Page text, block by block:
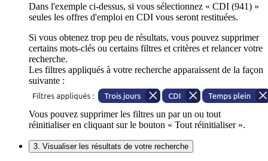
Dans l'exemple ci-dessus, si vous sélectionnez « CDI (941) »
seules les offres d'emploi en CDI vous seront restituées.
Si vous obtenez trop peu de résultats, vous pouvez supprimer
certains mots-clés ou certains filtres et critères et relancer votre
recherche.
Les filtres appliqués à votre recherche apparaissent de la façon
suivante :
Vous pouvez supprimer les filtres un par un ou tout
réinitialiser en cliquant sur le bouton « Tout réinitialiser ».
3. Visualiser les résultats de votre recherche